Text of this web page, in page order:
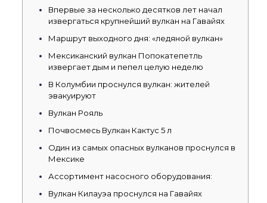
Впервые за несколько десятков лет начал
извергаться крупнейший вулкан на Гавайях
Маршрут выходного дня: «ледяной вулкан»
Мексиканский вулкан Попокатепетль
извергает дым и пепел целую неделю
В Колумбии проснулся вулкан: жителей
эвакуируют
Вулкан Рояль
Почвосмесь Вулкан Кактус 5 л
Один из самых опасных вулканов проснулся в
Мексике
Ассортимент насосного оборудования:
Вулкан Килауэа проснулся на Гавайях